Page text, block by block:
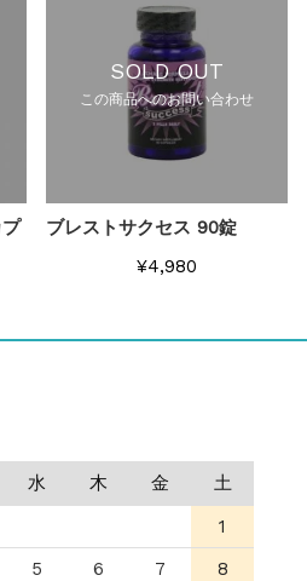
202...
...
SOLD OUT
この商品へのお問い合わせ
ブレストサクセス 90錠
¥4,980
水 木 金
土
1
5 6 7
8